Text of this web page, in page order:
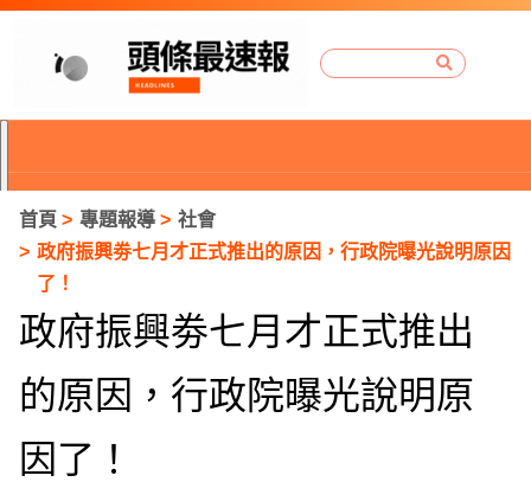
首頁 專題報導
社會
政府振興劵七月才正式推出的原因，行政院曝光說明原因
了！
政府振興劵七月才正式推出
的原因，行政院曝光說明原
因了！